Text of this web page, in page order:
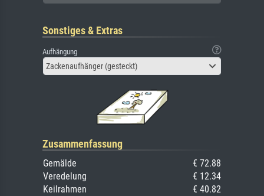
Sonstiges & Extras
Aufhängung
Zackenaufhänger (gesteckt)
Zusammenfassung
Gemälde
€ 72.88
Veredelung
€ 12.34
Keilrahmen
€ 40.82